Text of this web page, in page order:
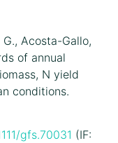
Acosta-Gallo,
of annual
N yield
conditions.
gfs.70031 (IF: